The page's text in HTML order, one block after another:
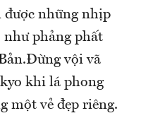
được những nhịp
như phảng phất
vội vã
khi lá phong
một vẻ đẹp riêng.